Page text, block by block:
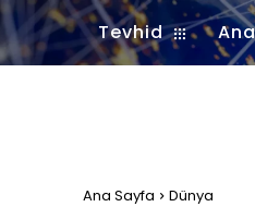
Tevhid
Ana Sayfa Dünya